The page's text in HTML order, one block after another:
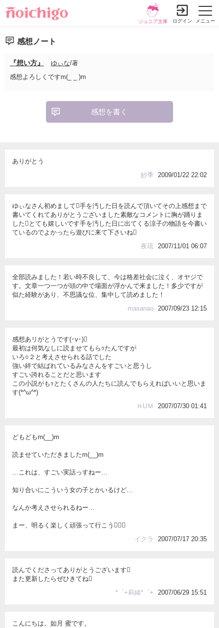
メニュー
ジュニア文庫 ログイン
感想ノート
『想い方』 ゆぃな/著
感想よろしくですm(_ _ )m
感想を書く
ありがとう
紗季
2009/01/22 22:02
ゆぃなさん初めまして手を汚した日を読んで頂いてその上感想まで
書いてくれてありがとうございました素敵なコメントに胸が踊りま
したとても嬉しいです手を汚した日に出てくる涼子の物語を今書い
ているのでよかったら遊びに来て下さいね
夜琉
2007/11/01 06:07
全部読みました！若い時不良して、今は格差社会に泣く、オヤジで
す。文章一つ一つが頭の中で場面が浮かんで来ました！多少ですが
似た経験があり、不思議な位、集中して読めました！
masanao
2007/09/23 12:15
感想あリがとうです(･v･)
最初は何気なしに読ませてもらｯたんですが
いろ○２と考えさせられる話でした
強い絆で結ばれているみなさんをすごいと思うし
すごい誇れることだと思います
この小説がもｯとたくさんの人たちに読んでもらえればいいと思いま
す(*^ω^*)
ＨUＭ
2007/07/30 01:41
どもどもm(__)m
読ませていただきましたm(__)m
…これは、すごい実話っすねー…
知り合いにこういう女の子とかいるけど…
なんか考えさせられるねー…
まー、明るく楽しく頑張って行こう
イクラ
2007/07/17 20:35
読んでくださってありがとうございます
また更新したらぜひきてね
*゜+莉緒*゜+
2007/06/29 15:51
こんにちは。如月 蜜です。